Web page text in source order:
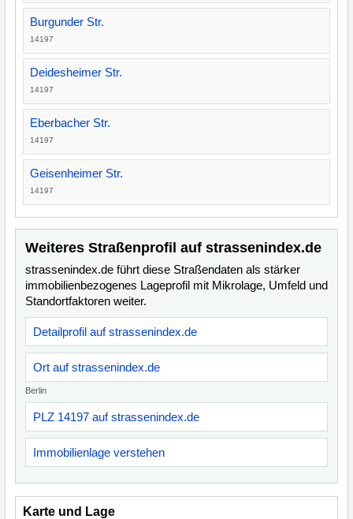
Burgunder Str.
14197
Deidesheimer Str.
14197
Eberbacher Str.
14197
Geisenheimer Str.
14197
Weiteres Straßenprofil auf strassenindex.de
strassenindex.de führt diese Straßendaten als stärker
immobilienbezogenes Lageprofil mit Mikrolage, Umfeld und
Standortfaktoren weiter.
Detailprofil auf strassenindex.de
Ort auf strassenindex.de
Berlin
PLZ 14197 auf strassenindex.de
Immobilienlage verstehen
Karte und Lage